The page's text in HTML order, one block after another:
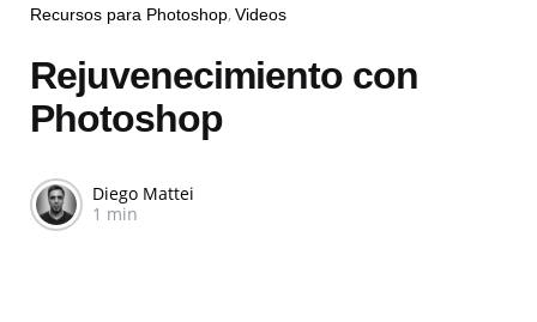
Recursos para Photoshop Videos
Rejuvenecimiento con
Photoshop
Diego Mattei
1 min